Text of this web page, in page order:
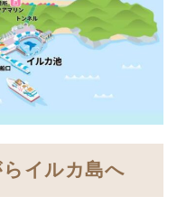
イルカ島へ